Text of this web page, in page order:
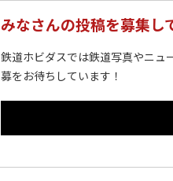
みなさんの投稿を募集し
鉄道ホビダスでは鉄道写真やニュ
募をお待ちしています！